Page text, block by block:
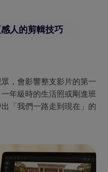
人的剪輯技巧
，會影響整支影片的第一
年級時的生活照或剛進班
「我們一路走到現在」的